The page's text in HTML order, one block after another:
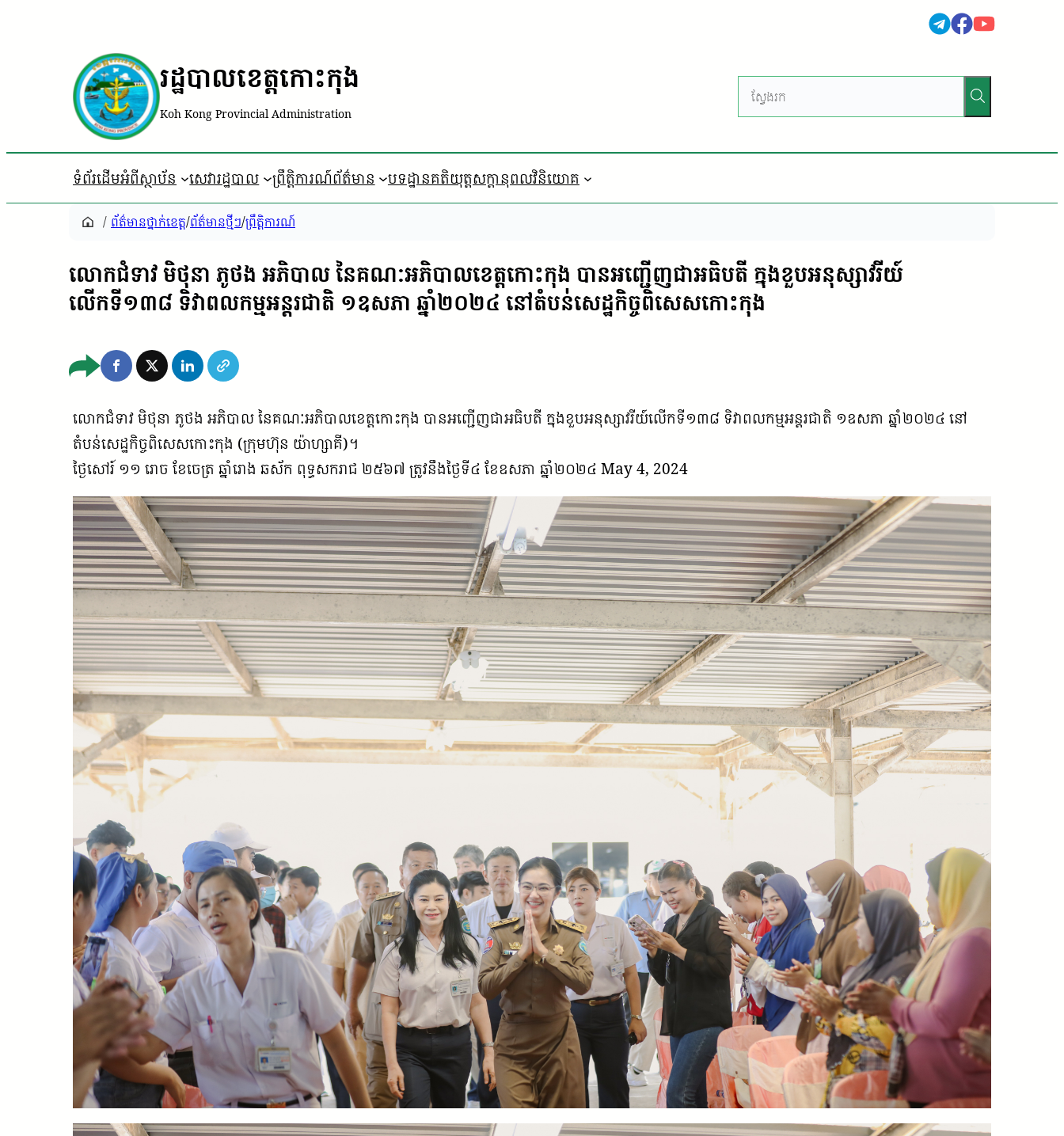
រដ្ឋបាលខេត្តកោះកុង
Koh Kong Provincial Administration
ទំព័រដើមអំពីស្ថាប័ន សេវារដ្ឋបាល ព្រឹត្តិការណ៍ព័ត៌មាន បទដ្ឋានគតិយុត្ត​សក្តានុពលវិនិយោគ
/ ព័ត៌មានថ្នាក់ខេត្ត/ព័ត៌មានថ្មីៗ/ព្រឹត្តិការណ៍
លោកជំទាវ មិថុនា ភូថង អភិបាល នៃគណៈអភិបាលខេត្តកោះកុង បានអញ្ជើញជាអធិបតី ក្នុងខួបអនុស្សាវរីយ៍
លើកទី១៣៨ ទិវាពលកម្មអន្តរជាតិ ១ឧសភា ឆ្នាំ២០២៤ នៅតំបន់សេដ្ឋកិច្ចពិសេសកោះកុង
លោកជំទាវ មិថុនា ភូថង អភិបាល នៃគណៈអភិបាលខេត្តកោះកុង បានអញ្ជើញជាអធិបតី ក្នុងខួបអនុស្សាវរីយ៍លើកទី១៣៨ ទិវាពលកម្មអន្តរជាតិ ១ឧសភា ឆ្នាំ២០២៤ នៅ
តំបន់សេដ្ឋកិច្ចពិសេសកោះកុង (ក្រុមហ៊ុន យ៉ាហ្សាគី)។
ថ្ងៃសៅរ៍ ១១ រោច ខែចេត្រ ឆ្នាំរោង ឆស័ក ពុទ្ធសករាជ ២៥៦៧ ត្រូវនឹងថ្ងៃទី៤ ខែឧសភា ឆ្នាំ២០២៤ May 4, 2024